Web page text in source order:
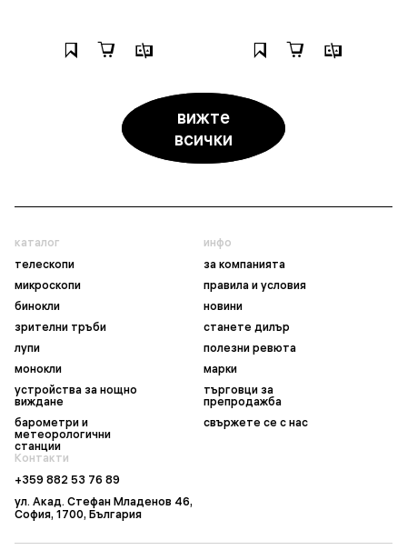
вижте
всички
каталог
телескопи
микроскопи
бинокли
зрителни тръби
лупи
монокли
устройства за нощно
виждане
барометри и
метеорологични
станции
инфо
за компанията
правила и условия
новини
станете дилър
полезни ревюта
марки
търговци за
препродажба
свържете се с нас
Контакти
+359 882 53 76 89
ул. Акад. Стефан Младенов 46,
София, 1700, България